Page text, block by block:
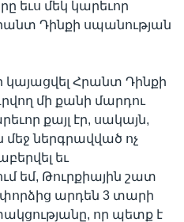
եւս մեկ կարեւոր
Դինքի սպանության
Հրանտ Դինքի
մի քանի մարդու
քայլ էր, սակայն,
մեջ ներգրավված ոչ
եւ
եմ, Թուրքիային շատ
արդեն 3 տարի
որ պետք է